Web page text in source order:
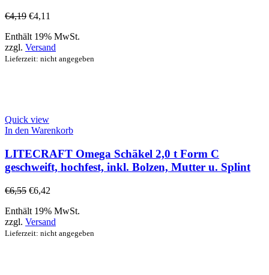
€4,19 €4,11
Enthält 19% MwSt.
zzgl. Versand
Lieferzeit: nicht angegeben
Quick view
In den Warenkorb
LITECRAFT Omega Schäkel 2,0 t Form C
geschweift, hochfest, inkl. Bolzen, Mutter u. Splint
€6,55 €6,42
Enthält 19% MwSt.
zzgl. Versand
Lieferzeit: nicht angegeben